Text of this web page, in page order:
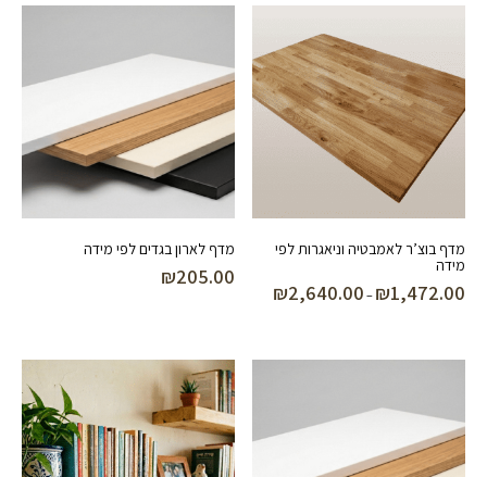
עד
מדף בוצ’ר לאמבטיה וניאגרות לפי
מידה
₪1,472.00
–
₪2,640.00
עד
מדף לארון בגדים לפי מידה
₪205.00